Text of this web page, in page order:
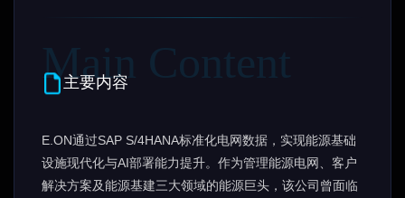
主要内容
E.ON通过SAP S/4HANA标准化电网数据，实现能源基础
设施现代化与AI部署能力提升。作为管理能源电网、客户
解决方案及能源基建三大领域的能源巨头，该公司曾面临